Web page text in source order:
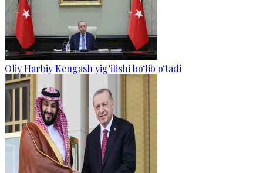
Oliy Harbiy Kengash yig‘ilishi bo‘lib o‘tadi